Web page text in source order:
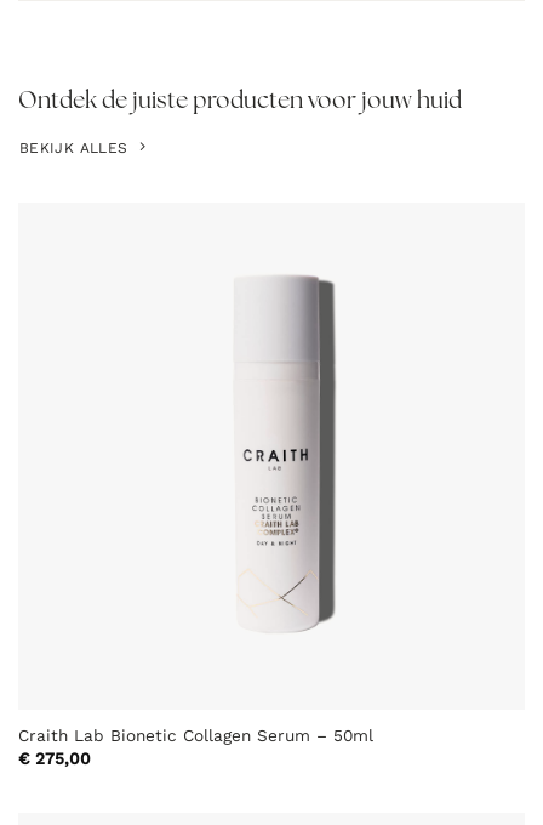
Ontdek de juiste producten voor jouw huid
BEKIJK ALLES
Craith Lab Bionetic Collagen Serum – 50ml
€275,00